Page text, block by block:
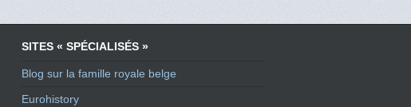
SITES « SPÉCIALISÉS »
Blog sur la famille royale belge
Eurohistory